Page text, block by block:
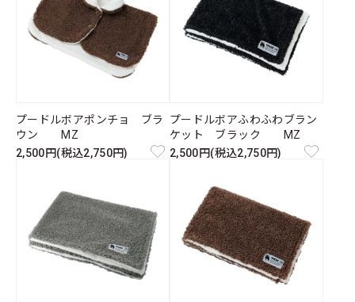
プードルボアポンチョ ブラ
ウン MZ
2,500円(税込2,750円)
プードルボアふわふわブラン
ケット ブラック MZ
2,500円(税込2,750円)